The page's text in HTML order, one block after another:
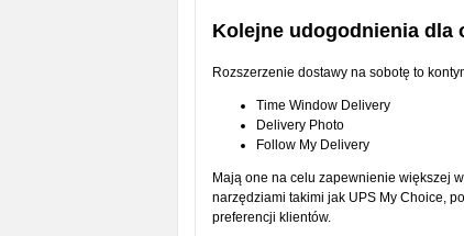
Kolejne udogodnienia dla
Rozszerzenie dostawy na sobotę to
Time Window Delivery
Delivery Photo
Follow My Delivery
Mają one na celu zapewnienie większej
narzędziami takimi jak UPS My Choice,
preferencji klientów.